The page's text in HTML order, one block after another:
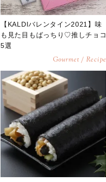
【KALDIバレンタイン2021】味
も見た目もばっちり♡推しチョコ
5選
Gourmet / Recipe